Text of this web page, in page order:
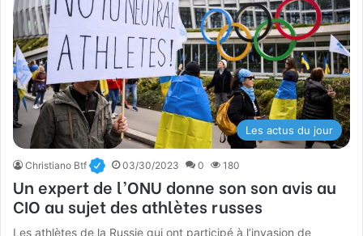
Les actus du jour
Christiano Btf 03/30/2023 0 180
Un expert de l’ONU donne son son avis au
CIO au sujet des athlètes russes
Les athlètes de la Russie qui ont participé à l’invasion de